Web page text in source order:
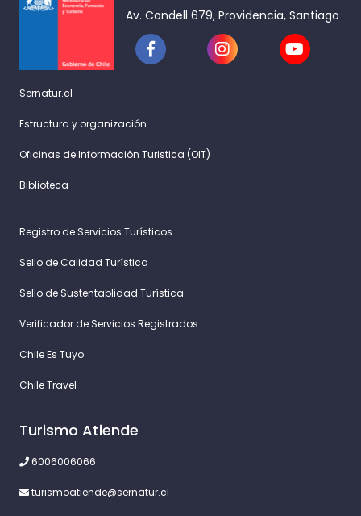
Av. Condell 679, Providencia, Santiago
Sernatur.cl
Estructura y organización
Oficinas de Información Turistica (OIT)
Biblioteca
Registro de Servicios Turísticos
Sello de Calidad Turística
Sello de Sustentablidad Turística
Verificador de Servicios Registrados
Chile Es Tuyo
Chile Travel
Turismo Atiende
6006006066
turismoatiende@sernatur.cl